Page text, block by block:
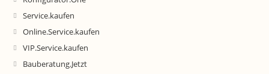
Service.kaufen
Online.Service.kaufen
VIP.Service.kaufen
Bauberatung.Jetzt